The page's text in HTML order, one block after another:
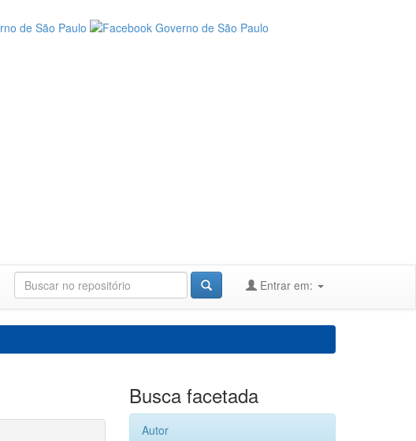
Entrar em:
Busca facetada
Autor